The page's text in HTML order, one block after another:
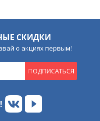
СКИДКИ
о акциях первым!
ПОДПИСАТЬСЯ